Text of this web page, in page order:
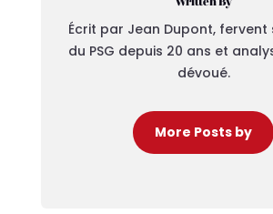
Écrit par Jean Dupont,
du PSG depuis 20 ans et
dévoué.
More Posts by